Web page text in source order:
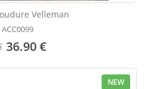
Velleman
ACC0099
36.90 €
NEW